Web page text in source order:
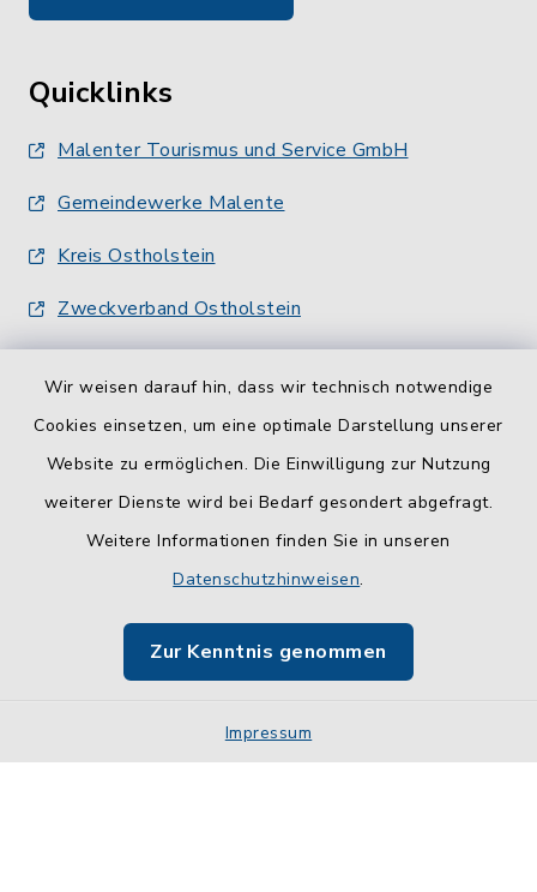
Wir weisen darauf hin, dass wir technisch notwendige
Cookies einsetzen, um eine optimale Darstellung unserer
Website zu ermöglichen. Die Einwilligung zur Nutzung
weiterer Dienste wird bei Bedarf gesondert abgefragt.
Weitere Informationen finden Sie in unseren
Datenschutzhinweisen.
Zur Kenntnis genommen
Impressum
Quicklinks
Malenter Tourismus und Service GmbH
Gemeindewerke Malente
Kreis Ostholstein
Zweckverband Ostholstein
Barrierefreiheit
Impressum
Sitemap